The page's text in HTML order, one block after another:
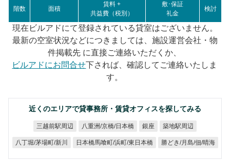
階数 面積
賃料 +
共益費（税別）
敷･保証
礼金
検討
現在ビルアドにて登録されている貸室はございません。
最新の空室状況などにつきましては、施設運営会社・物
件掲載先 に直接ご連絡いただくか、
ビルアドにお問合せ下されば、確認してご連絡いたしま
す。
近くのエリアで貸事務所・賃貸オフィスを探してみる
三越前駅周辺 八重洲/京橋/日本橋 銀座 築地駅周辺
八丁堀/茅場町/新川 日本橋馬喰町/浜町/東日本橋 勝どき/月島/佃/晴海